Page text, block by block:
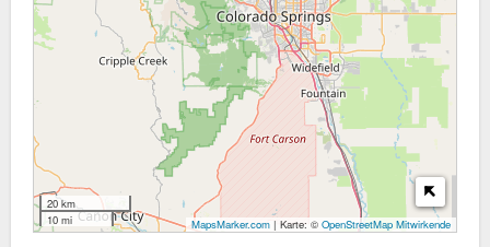
20 km
10 mi
MapsMarker.com | Karte: ©OpenStreetMap Mitwirkende